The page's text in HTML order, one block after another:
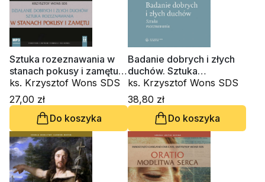
Sztuka rozeznawania w
stanach pokusy i zamętu
(CD-audiobook)
ks. Krzysztof Wons SDS
27,00 zł
Do koszyka
Badanie dobrych i złych
duchów. Sztuka
rozeznawania
ks. Krzysztof Wons SDS
38,80 zł
Do koszyka